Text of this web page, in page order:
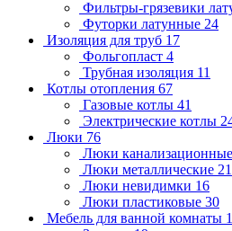
Фильтры-грязевики
Футорки латунные 24
Изоляция для труб 17
Фольгопласт 4
Трубная изоляция 11
Котлы отопления 67
Газовые котлы 41
Электрические котлы
Люки 76
Люки канализационные
Люки металлические 21
Люки невидимки 16
Люки пластиковые 30
Мебель для ванной комнаты